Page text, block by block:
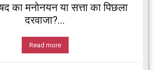
का मनोनयन या सत्ता का पिछला
दरवाजा?...
Read more